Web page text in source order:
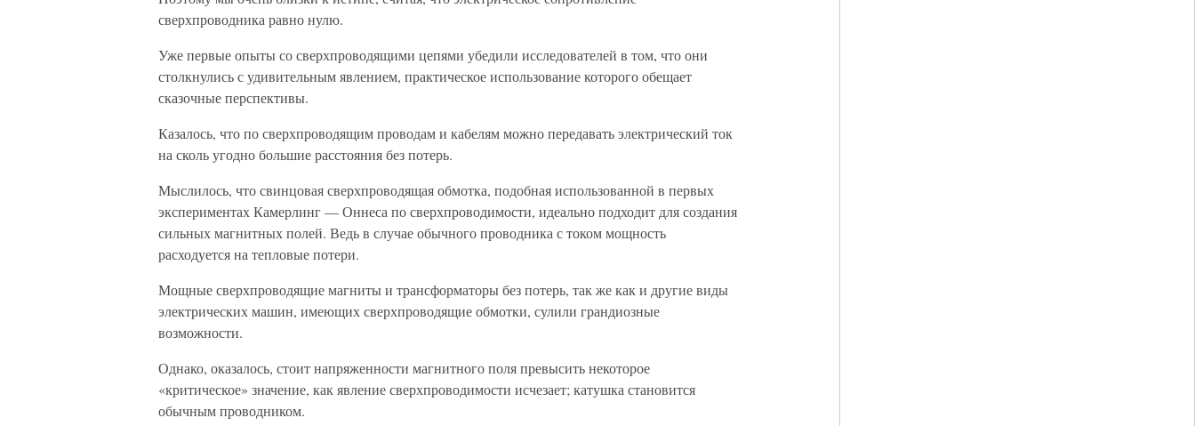
сверхпроводника равно нулю.
Уже первые опыты со сверхпроводящими цепями убедили исследователей в том, что они
столкнулись с удивительным явлением, практическое использование которого обещает
сказочные перспективы.
Казалось, что по сверхпроводящим проводам и кабелям можно передавать электрический ток
на сколь угодно большие расстояния без потерь.
Мыслилось, что свинцовая сверхпроводящая обмотка, подобная использованной в первых
экспериментах Камерлинг — Оннеса по сверхпроводимости, идеально подходит для создания
сильных магнитных полей. Ведь в случае обычного проводника с током мощность
расходуется на тепловые потери.
Мощные сверхпроводящие магниты и трансформаторы без потерь, так же как и другие виды
электрических машин, имеющих сверхпроводящие обмотки, сулили грандиозные
возможности.
Однако, оказалось, стоит напряженности магнитного поля превысить некоторое
«критическое» значение, как явление сверхпроводимости исчезает; катушка становится
обычным проводником.